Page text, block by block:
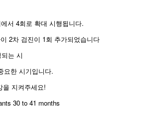
서 4회로 확대 시행됩니다.
2차 검진이 1회 추가되었습니다
는 시
요한 시기입니다.
을 지켜주세요!
30 to 41 months